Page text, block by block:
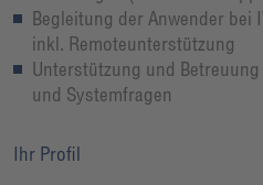
Begleitung der Anwender bei
inkl. Remoteunterstützung
Unterstützung und
und Systemfragen
Ihr Profil